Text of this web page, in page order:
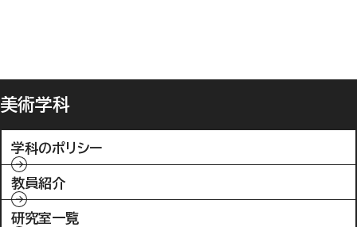
美術学科
学科のポリシー
教員紹介
研究室一覧